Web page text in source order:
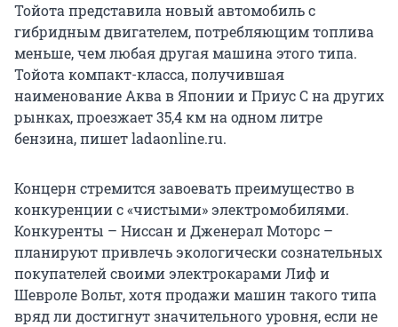
Тойота представила новый автомобиль с
гибридным двигателем, потребляющим топлива
меньше, чем любая другая машина этого типа.
Тойота компакт-класса, получившая
наименование Аква в Японии и Приус C на других
рынках, проезжает 35,4 км на одном литре
бензина, пишет ladaonline.ru.
Концерн стремится завоевать преимущество в
конкуренции с «чистыми» электромобилями.
Конкуренты – Ниссан и Дженерал Моторс –
планируют привлечь экологически сознательных
покупателей своими электрокарами Лиф и
Шевроле Вольт, хотя продажи машин такого типа
вряд ли достигнут значительного уровня, если не